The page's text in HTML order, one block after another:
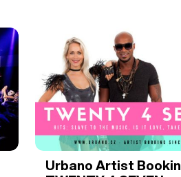
Urbano Artist